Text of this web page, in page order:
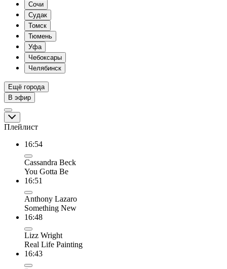
Сочи
Судак
Томск
Тюмень
Уфа
Чебоксары
Челябинск
Ещё города
В эфир
Плейлист
16:54
Cassandra Beck
You Gotta Be
16:51
Anthony Lazaro
Something New
16:48
Lizz Wright
Real Life Painting
16:43